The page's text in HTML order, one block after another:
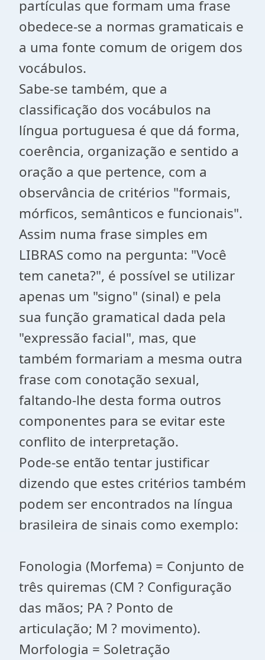
partículas que formam uma frase
obedece-se a normas gramaticais e
a uma fonte comum de origem dos
vocábulos.
Sabe-se também, que a
classificação dos vocábulos na
língua portuguesa é que dá forma,
coerência, organização e sentido a
oração a que pertence, com a
observância de critérios "formais,
mórficos, semânticos e funcionais".
Assim numa frase simples em
LIBRAS como na pergunta: "Você
tem caneta?", é possível se utilizar
apenas um "signo" (sinal) e pela
sua função gramatical dada pela
"expressão facial", mas, que
também formariam a mesma outra
frase com conotação sexual,
faltando-lhe desta forma outros
componentes para se evitar este
conflito de interpretação.
Pode-se então tentar justificar
dizendo que estes critérios também
podem ser encontrados na língua
brasileira de sinais como exemplo:
Fonologia (Morfema) = Conjunto de
três quiremas (CM ? Configuração
das mãos; PA ? Ponto de
articulação; M ? movimento).
Morfologia = Soletração